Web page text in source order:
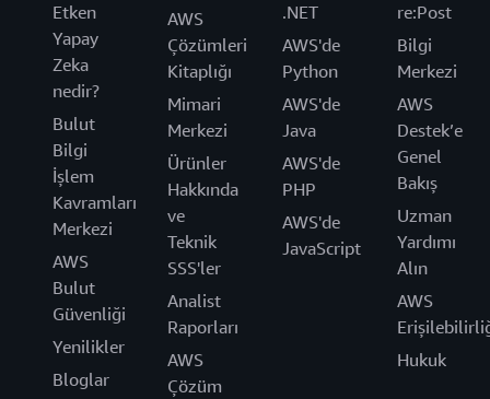
Etken
Yapay
Zeka
nedir?
Bulut
Bilgi
İşlem
Kavramları
Merkezi
AWS
Bulut
Güvenliği
Yenilikler
Bloglar
AWS
Çözümleri
Kitaplığı
Mimari
Merkezi
Ürünler
Hakkında
ve
Teknik
SSS'ler
Analist
Raporları
AWS
Çözüm
.NET
AWS'de
Python
AWS'de
Java
AWS'de
PHP
AWS'de
JavaScript
re:Post
Bilgi
Merkezi
AWS
Destek’e
Genel
Bakış
Uzman
Yardımı
Alın
AWS
Hukuk